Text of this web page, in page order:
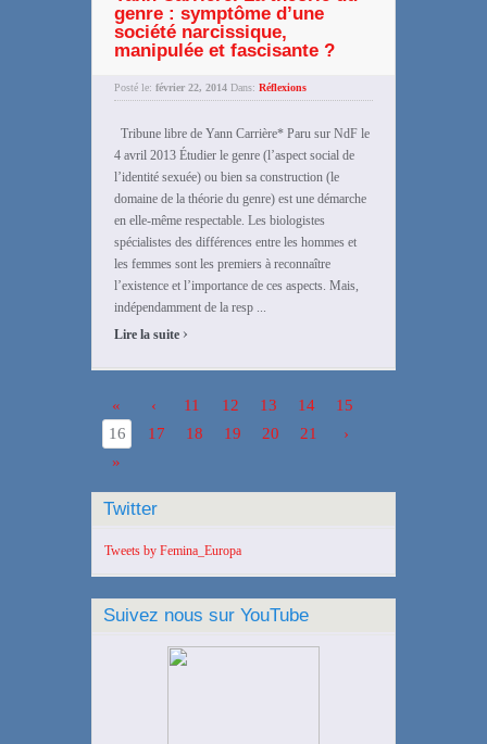
genre : symptôme d’une
société narcissique,
manipulée et fascisante ?
Posté le: février 22, 2014 Dans: Réflexions
Tribune libre de Yann Carrière* Paru sur NdF le
4 avril 2013 Étudier le genre (l’aspect social de
l’identité sexuée) ou bien sa construction (le
domaine de la théorie du genre) est une démarche
en elle-même respectable. Les biologistes
spécialistes des différences entre les hommes et
les femmes sont les premiers à reconnaître
l’existence et l’importance de ces aspects. Mais,
indépendamment de la resp ...
Lire la suite ›
« ‹ 11 12 13 14
15
16
17 18 19 20 21
›
»
Twitter
Tweets by Femina_Europa
Suivez nous sur YouTube